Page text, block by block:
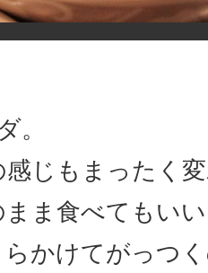
。
じもまったく
ま食べてもい
かけてがっつ